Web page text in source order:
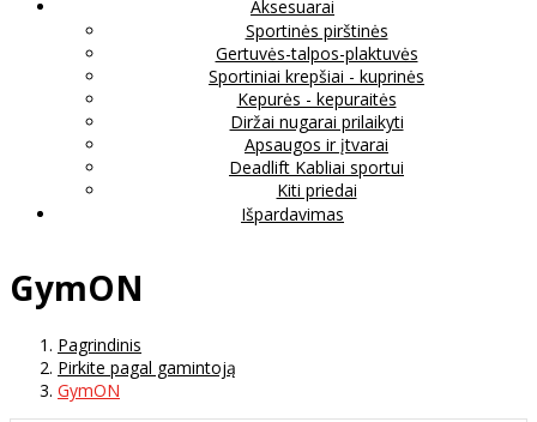
Aksesuarai
Sportinės pirštinės
Gertuvės-talpos-plaktuvės
Sportiniai krepšiai - kuprinės
Kepurės - kepuraitės
Diržai nugarai prilaikyti
Apsaugos ir įtvarai
Deadlift Kabliai sportui
Kiti priedai
Išpardavimas
GymON
Pagrindinis
Pirkite pagal gamintoją
GymON